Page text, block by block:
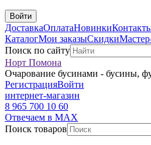
Войти
ДоставкаОплатаНовинки
КаталогМои заказыСкидки
Поиск по сайту
Норт Помона
Очарование бусинами - бусины,
РегистрацияВойти
интернет-магазин
8 965 700 10 60
Отвечаем в MAX
Поиск товаров